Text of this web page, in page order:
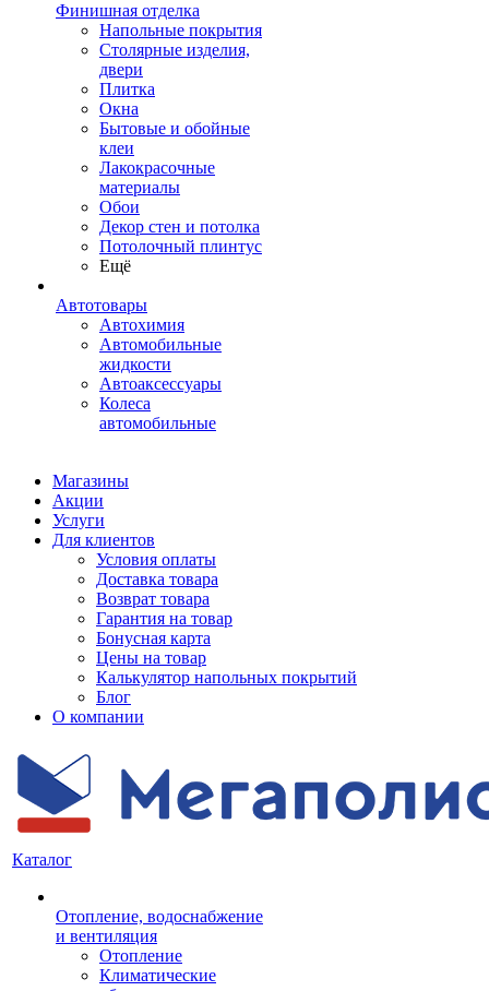
Финишная отделка
Напольные покрытия
Столярные изделия,
двери
Плитка
Окна
Бытовые и обойные
клеи
Лакокрасочные
материалы
Обои
Декор стен и потолка
Потолочный плинтус
Ещё
Автотовары
Автохимия
Автомобильные
жидкости
Автоаксессуары
Колеса
автомобильные
Магазины
Акции
Услуги
Для клиентов
Условия оплаты
Доставка товара
Возврат товара
Гарантия на товар
Бонусная карта
Цены на товар
Калькулятор напольных покрытий
Блог
О компании
Каталог
Отопление, водоснабжение
и вентиляция
Отопление
Климатические